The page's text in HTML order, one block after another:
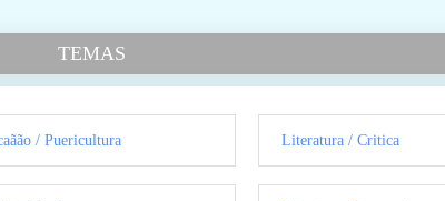
TEMAS
/ Puericultura Literatura / Critica